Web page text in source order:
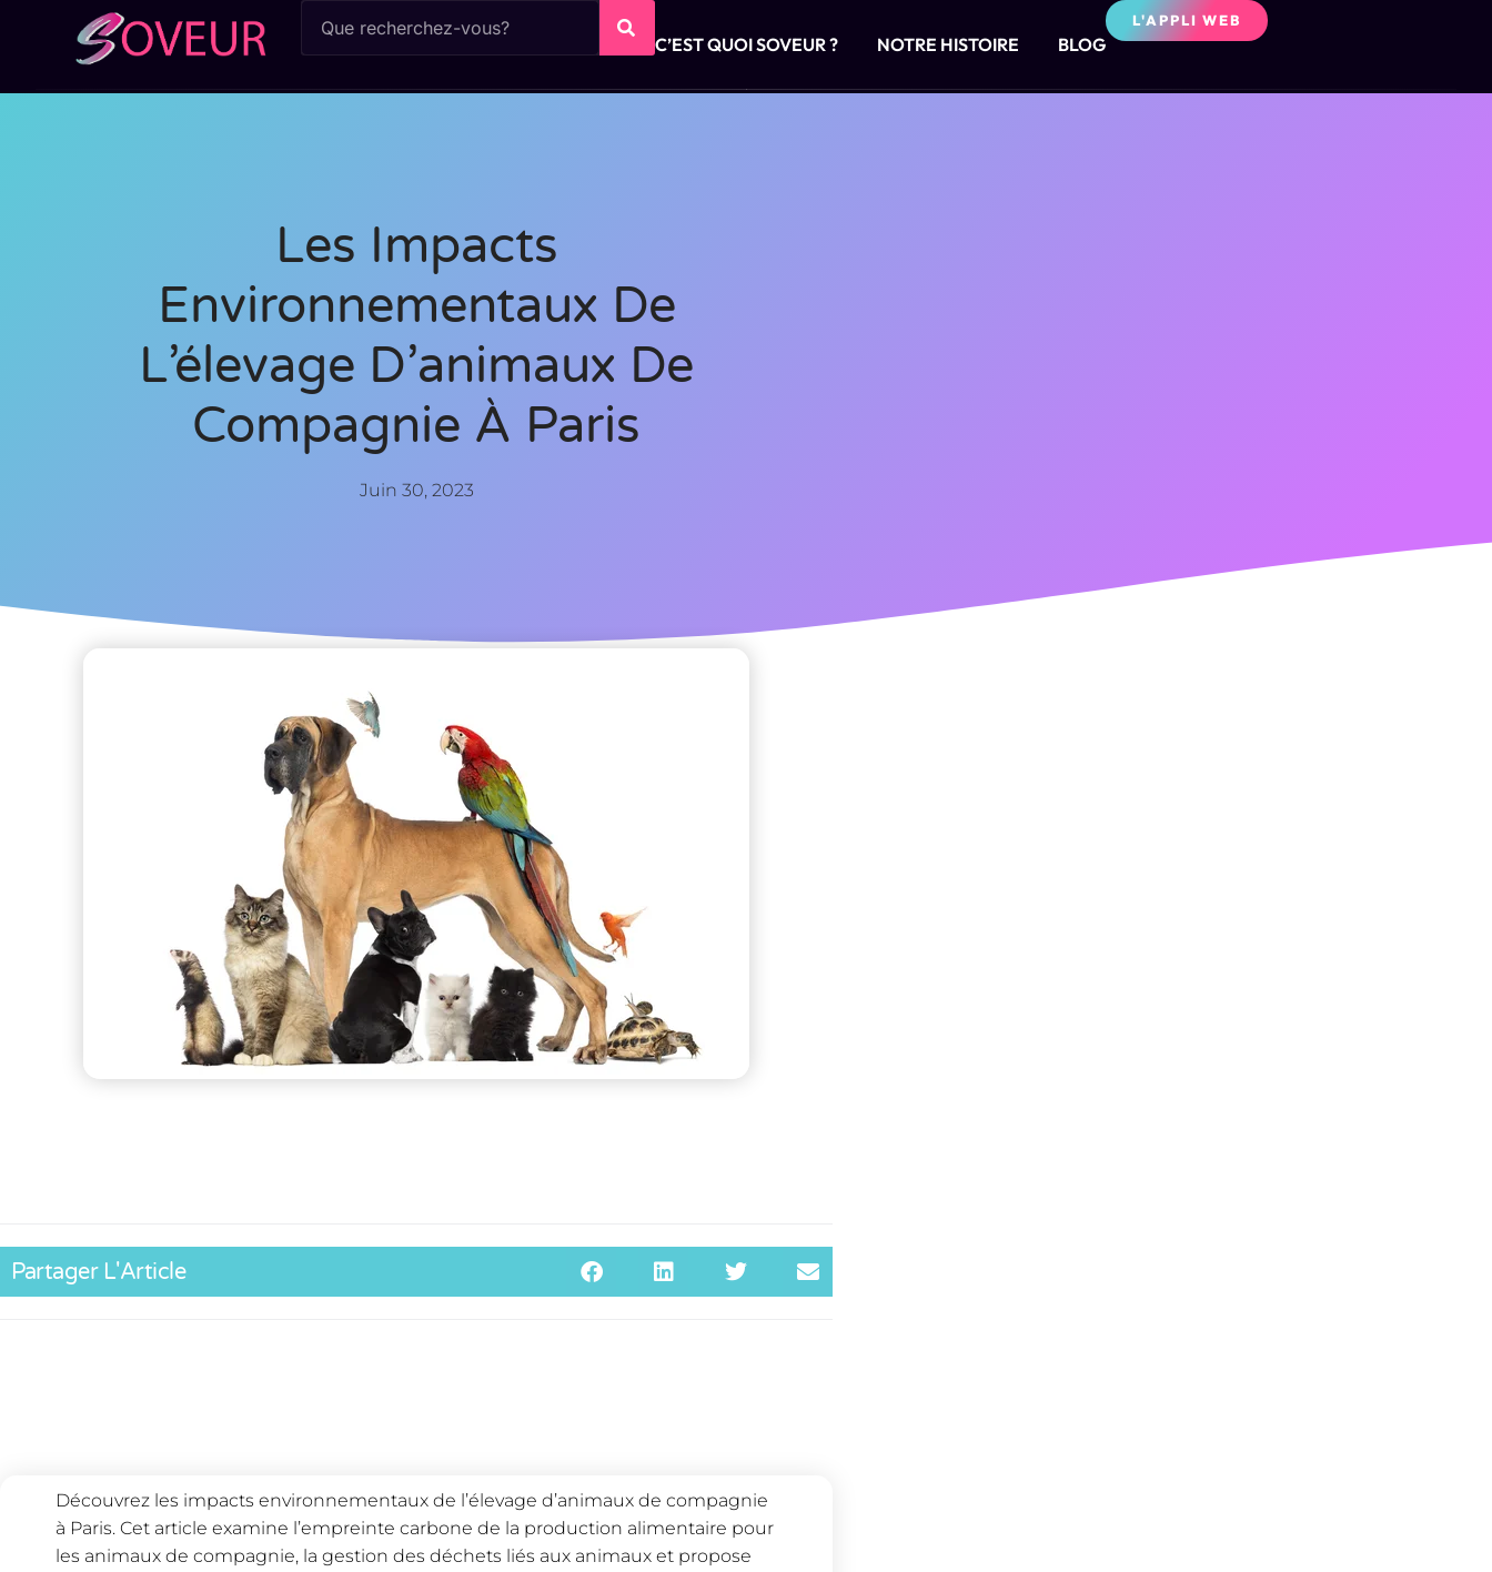
C’EST QUOI SOVEUR ? NOTRE HISTOIRE BLOG
L'APPLI WEB
Les Impacts
Environnementaux De
L’élevage D’animaux De
Compagnie À Paris
Juin 30, 2023
Partager L'Article
Découvrez les impacts environnementaux de l’élevage d’animaux de compagnie
à Paris. Cet article examine l’empreinte carbone de la production alimentaire pour
les animaux de compagnie, la gestion des déchets liés aux animaux et propose